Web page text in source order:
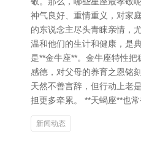
神气良好、重情重义，对家
的东说念主尽头青睐亲情，
温和他们的生计和健康，是
是**金牛座**。金牛座特性
感德，对父母的养育之恩铭
天然不善言辞，但行动上老
担更多牵累。 **天蝎座**也常
新闻动态